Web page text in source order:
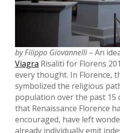
by Filippo Giovannelli – An
Viagra Risaliti for Florens
every thought. In Florence,
symbolized the religious
population over the past 15
that Renaissance Florence
encouraged, have left
already individually emit